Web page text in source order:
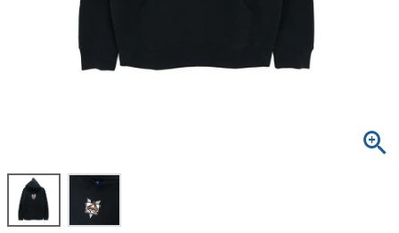
8.4inch
8.5inch
8.5inch
8.6inch
64mm
65mm
ソフトウィール（クルーザー）
スケートケース・バッグ
メディア（雑誌・DVD・CD）
27.5cm
28cm
ソックス
アンダーウエア